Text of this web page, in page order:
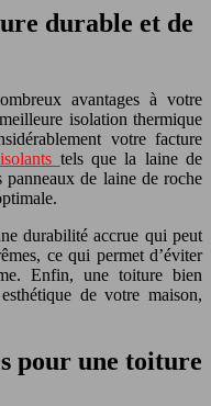
durable et de
avantages à votre
isolation thermique
votre facture
tels que la laine de
panneaux de laine de roche
durabilité accrue qui peut
ce qui permet d’éviter
Enfin, une toiture bien
de votre maison,
pour une toiture